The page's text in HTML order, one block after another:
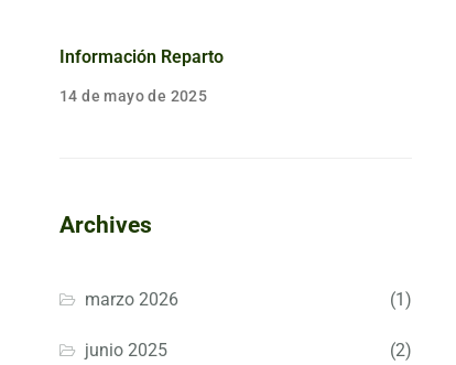
Información Reparto
14 de mayo de 2025
Archives
marzo 2026 (1)
junio 2025 (2)